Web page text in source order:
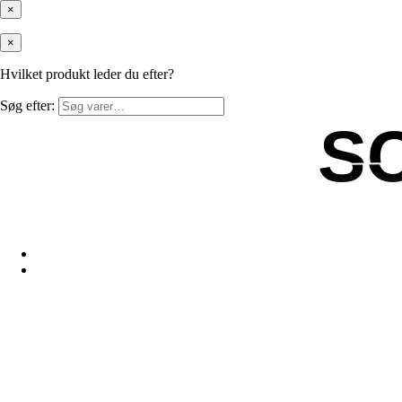
×
×
Hvilket produkt leder du efter?
Søg efter: